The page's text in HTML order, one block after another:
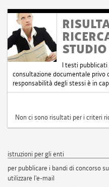
STUDIO
I testi
consultazione documentale privo
responsabilità degli stessi è in
Non ci sono risultati per i criteri
istruzioni per gli enti
per pubblicare i bandi di concorso
utilizzare l'e-mail